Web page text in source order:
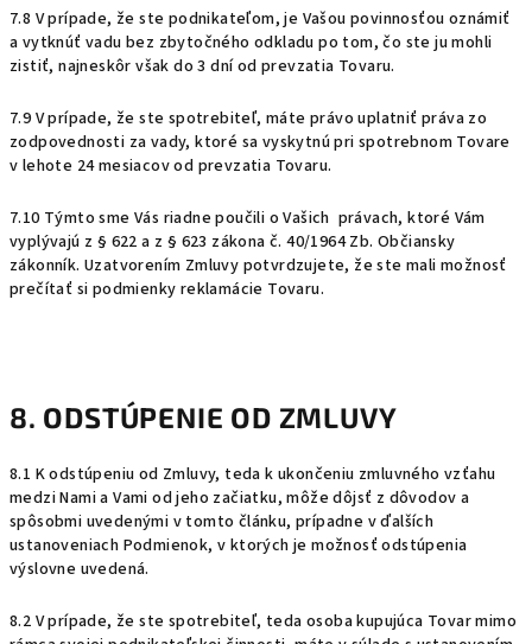
7.8 V prípade, že ste podnikateľom, je Vašou povinnosťou oznámiť
a vytknúť vadu bez zbytočného odkladu po tom, čo ste ju mohli
zistiť, najneskôr však do 3 dní od prevzatia Tovaru.
7.9 V prípade, že ste spotrebiteľ, máte právo uplatniť práva zo
zodpovednosti za vady, ktoré sa vyskytnú pri spotrebnom Tovare
v lehote 24 mesiacov od prevzatia Tovaru.
7.10 Týmto sme Vás riadne poučili o Vašich právach, ktoré Vám
vyplývajú z § 622 a z § 623 zákona č. 40/1964 Zb. Občiansky
zákonník. Uzatvorením Zmluvy potvrdzujete, že ste mali možnosť
prečítať si podmienky reklamácie Tovaru.
8. ODSTÚPENIE OD ZMLUVY
8.1 K odstúpeniu od Zmluvy, teda k ukončeniu zmluvného vzťahu
medzi Nami a Vami od jeho začiatku, môže dôjsť z dôvodov a
spôsobmi uvedenými v tomto článku, prípadne v ďalších
ustanoveniach Podmienok, v ktorých je možnosť odstúpenia
výslovne uvedená.
8.2 V prípade, že ste spotrebiteľ, teda osoba kupujúca Tovar mimo